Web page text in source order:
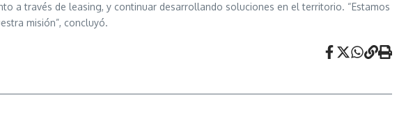
a través de leasing, y continuar desarrollando soluciones en el territorio. “Estamos
misión”, concluyó.